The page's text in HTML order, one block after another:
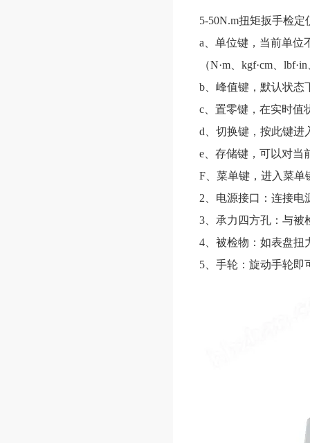
5-50N.m扭矩扳手检定
a、单位键，当前单位
（N·m、kgf·cm、
b、峰值键，默认状态
c、置零键，在实时值
d、切换键，按此键进
e、存储键，可以对当
F、菜单键，进入菜单
2、电源接口：连接电
3、承力四方孔：与被
4、被检物：如表盘扭
5、手轮：旋动手轮即